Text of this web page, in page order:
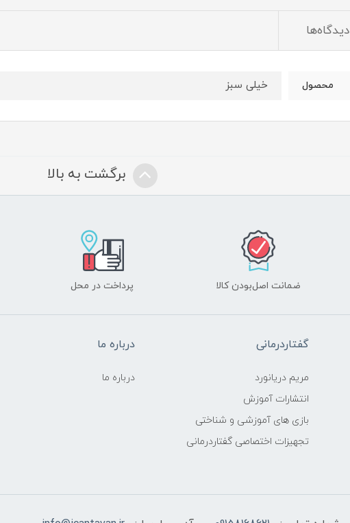
دیدگاه‌ها
محصول خیلی سبز
برگشت به بالا
ضمانت اصل‌بودن کالا پرداخت در محل
گفتاردرمانی
مریم دریانورد
انتشارات آموزش
بازی های آموزشی و شناختی
تجهیزات اختصاصی گفتاردرمانی
درباره ما
درباره ما